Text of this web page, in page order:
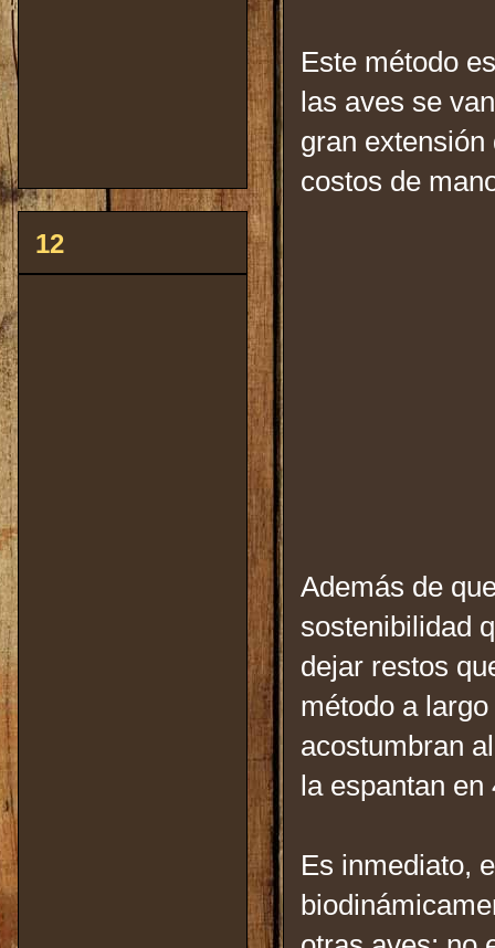
Este método
las aves se
gran
costos de
Además de
sostenibilidad
dejar restos
método a
acostumbran
la espantan
Es inmediato,
12